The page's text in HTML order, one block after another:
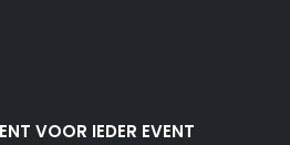
VOOR IEDER EVENT